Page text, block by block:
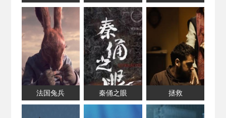
法国兔兵 秦俑之眼 拯救